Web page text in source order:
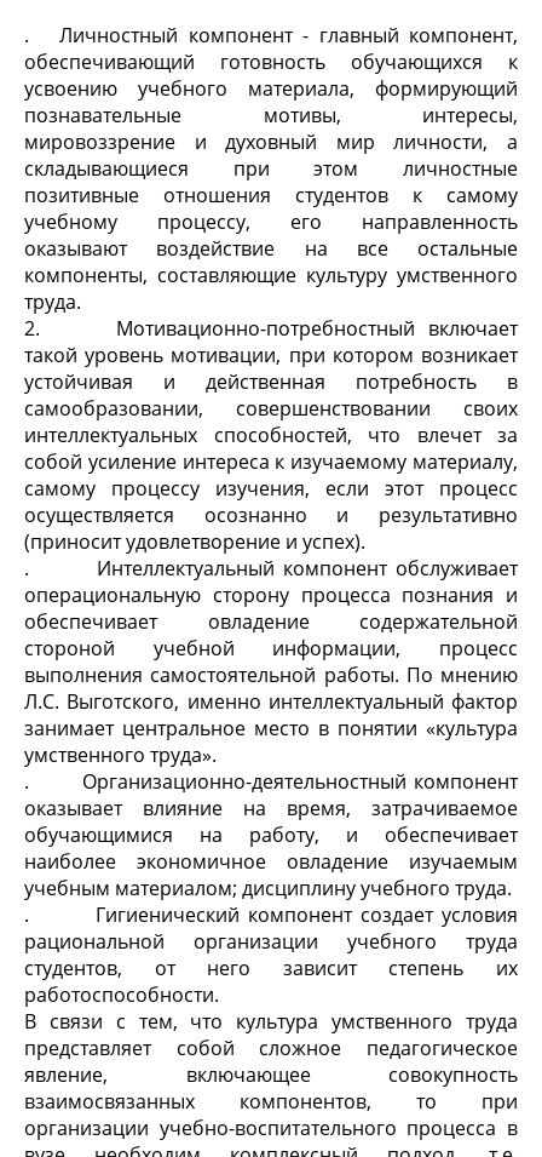
. Личностный компонент - главный компонент,
обеспечивающий готовность обучающихся к
усвоению учебного материала, формирующий
познавательные мотивы, интересы,
мировоззрение и духовный мир личности, а
складывающиеся при этом личностные
позитивные отношения студентов к самому
учебному процессу, его направленность
оказывают воздействие на все остальные
компоненты, составляющие культуру умственного
труда.
2. Мотивационно-потребностный включает
такой уровень мотивации, при котором возникает
устойчивая и действенная потребность в
самообразовании, совершенствовании своих
интеллектуальных способностей, что влечет за
собой усиление интереса к изучаемому материалу,
самому процессу изучения, если этот процесс
осуществляется осознанно и результативно
(приносит удовлетворение и успех).
. Интеллектуальный компонент обслуживает
операциональную сторону процесса познания и
обеспечивает овладение содержательной
стороной учебной информации, процесс
выполнения самостоятельной работы. По мнению
Л.С. Выготского, именно интеллектуальный фактор
занимает центральное место в понятии «культура
умственного труда».
. Организационно-деятельностный компонент
оказывает влияние на время, затрачиваемое
обучающимися на работу, и обеспечивает
наиболее экономичное овладение изучаемым
учебным материалом; дисциплину учебного труда.
. Гигиенический компонент создает условия
рациональной организации учебного труда
студентов, от него зависит степень их
работоспособности.
В связи с тем, что культура умственного труда
представляет собой сложное педагогическое
явление, включающее совокупность
взаимосвязанных компонентов, то при
организации учебно-воспитательного процесса в